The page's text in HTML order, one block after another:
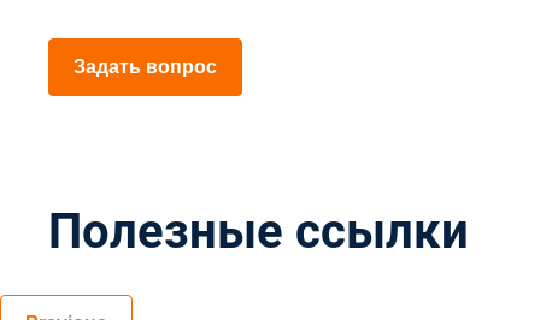
Задать вопрос
Полезные ссылки